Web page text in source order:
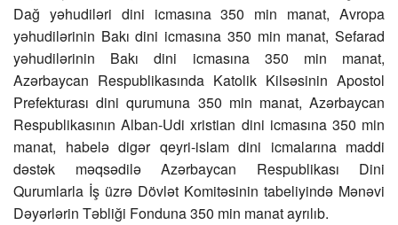
Dağ yəhudiləri dini icmasına 350 min manat, Avropa
yəhudilərinin Bakı dini icmasına 350 min manat, Sefarad
yəhudilərinin Bakı dini icmasına 350 min manat,
Azərbaycan Respublikasında Katolik Kilsəsinin Apostol
Prefekturası dini qurumuna 350 min manat, Azərbaycan
Respublikasının Alban-Udi xristian dini icmasına 350 min
manat, habelə digər qeyri-islam dini icmalarına maddi
dəstək məqsədilə Azərbaycan Respublikası Dini
Qurumlarla İş üzrə Dövlət Komitəsinin tabeliyində Mənəvi
Dəyərlərin Təbliği Fonduna 350 min manat ayrılıb.